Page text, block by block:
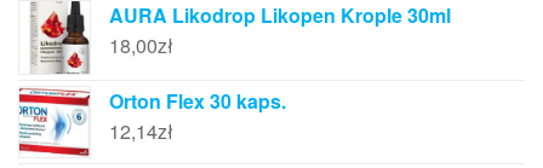
AURA Likodrop Likopen Krople 30ml
18,00zł
Orton Flex 30 kaps.
12,14zł